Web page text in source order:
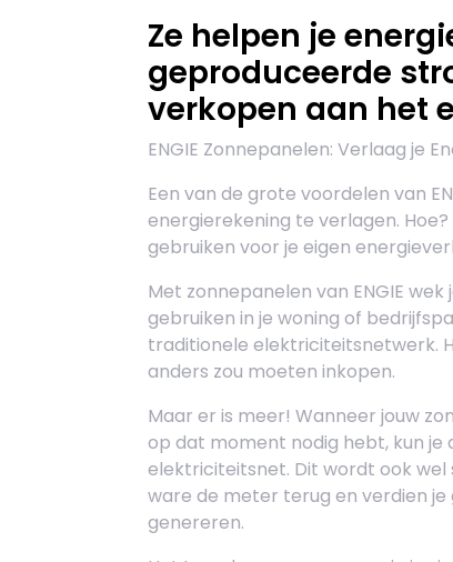
Ze helpen je
geproduceerde
verkopen aan het
ENGIE Zonnepanelen: Verlaag je
Een van de grote voordelen van
energierekening te verlagen.
gebruiken voor je eigen
Met zonnepanelen van ENGIE
gebruiken in je woning of
traditionele elektriciteitsnetwerk.
anders zou moeten inkopen.
Maar er is meer! Wanneer jouw
op dat moment nodig hebt, kun
elektriciteitsnet. Dit wordt ook wel
ware de meter terug en verdien
genereren.